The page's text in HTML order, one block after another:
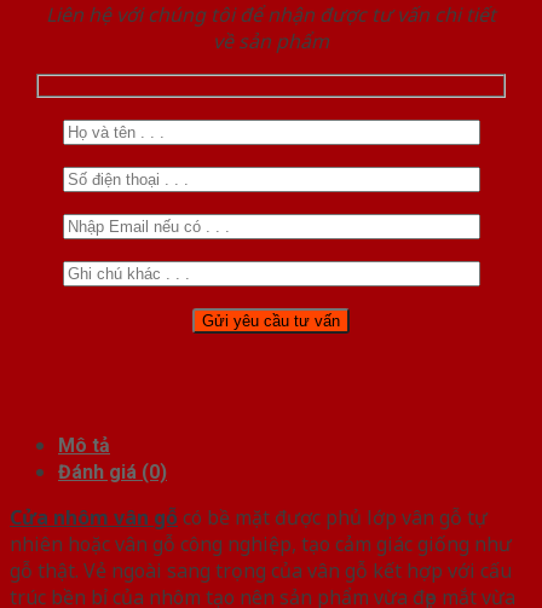
Liên hệ với chúng tôi để nhận được tư vấn chi tiết
về sản phẩm
Mô tả
Đánh giá (0)
Cửa nhôm vân gỗcó bề mặt được phủ lớp vân gỗ tự
nhiên hoặc vân gỗ công nghiệp, tạo cảm giác giống như
gỗ thật. Vẻ ngoài sang trọng của vân gỗ kết hợp với cấu
trúc bền bỉ của nhôm tạo nên sản phẩm vừa đẹp mắt vừa